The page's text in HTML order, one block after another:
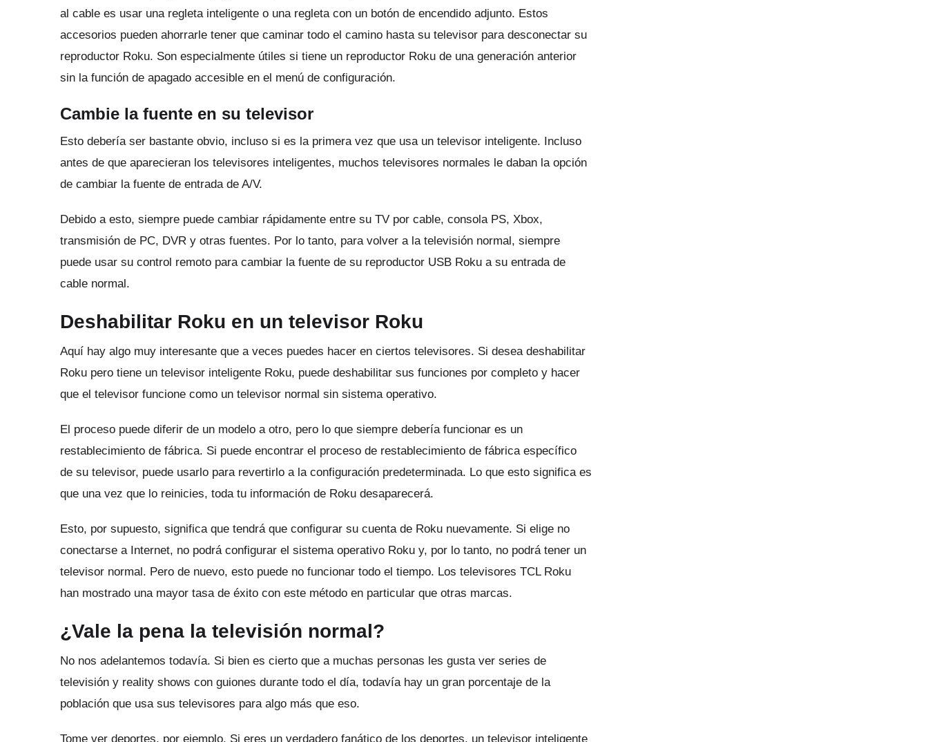
al cable es usar una regleta inteligente o una regleta con un botón de encendido adjunto. Estos
accesorios pueden ahorrarle tener que caminar todo el camino hasta su televisor para desconectar su
reproductor Roku. Son especialmente útiles si tiene un reproductor Roku de una generación anterior
sin la función de apagado accesible en el menú de configuración.
Cambie la fuente en su televisor
Esto debería ser bastante obvio, incluso si es la primera vez que usa un televisor inteligente.
Incluso
antes de que aparecieran los televisores inteligentes, muchos televisores normales le daban la opción
de cambiar la fuente de entrada de A/V.
Debido a esto, siempre puede cambiar rápidamente entre su TV por cable, consola PS, Xbox,
transmisión de PC, DVR y otras fuentes. Por lo tanto, para volver a la televisión normal, siempre
puede usar su control remoto para cambiar la fuente de su reproductor USB Roku a su entrada de
cable normal.
Deshabilitar Roku en un televisor Roku
Aquí hay algo muy interesante que a veces puedes hacer en ciertos televisores. Si desea deshabilitar
Roku pero tiene un televisor inteligente Roku, puede deshabilitar sus funciones por completo y hacer
que el televisor funcione como un televisor normal sin sistema operativo.
El proceso puede diferir de un modelo a otro, pero lo que siempre debería funcionar es un
restablecimiento de fábrica. Si puede encontrar el proceso de restablecimiento de fábrica específico
de su televisor, puede usarlo para revertirlo a la configuración predeterminada. Lo que esto significa es
que una vez que lo reinicies, toda tu información de Roku desaparecerá.
Esto, por supuesto, significa que tendrá que configurar su cuenta de Roku nuevamente. Si elige no
conectarse a Internet, no podrá configurar el sistema operativo Roku y, por lo tanto, no podrá tener un
televisor normal. Pero de nuevo, esto puede no funcionar todo el tiempo. Los televisores TCL Roku
han mostrado una mayor tasa de éxito con este método en particular que otras marcas.
¿Vale la pena la televisión normal?
No nos adelantemos todavía. Si bien es cierto que a muchas personas les gusta ver series de
televisión y reality shows con guiones durante todo el día, todavía hay un gran porcentaje de la
población que usa sus televisores para algo más que eso.
Tome ver deportes, por ejemplo. Si eres un verdadero fanático de los deportes, un televisor inteligente